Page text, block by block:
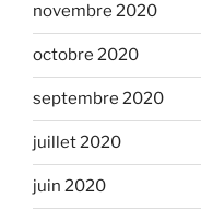
novembre 2020
octobre 2020
septembre 2020
juillet 2020
juin 2020